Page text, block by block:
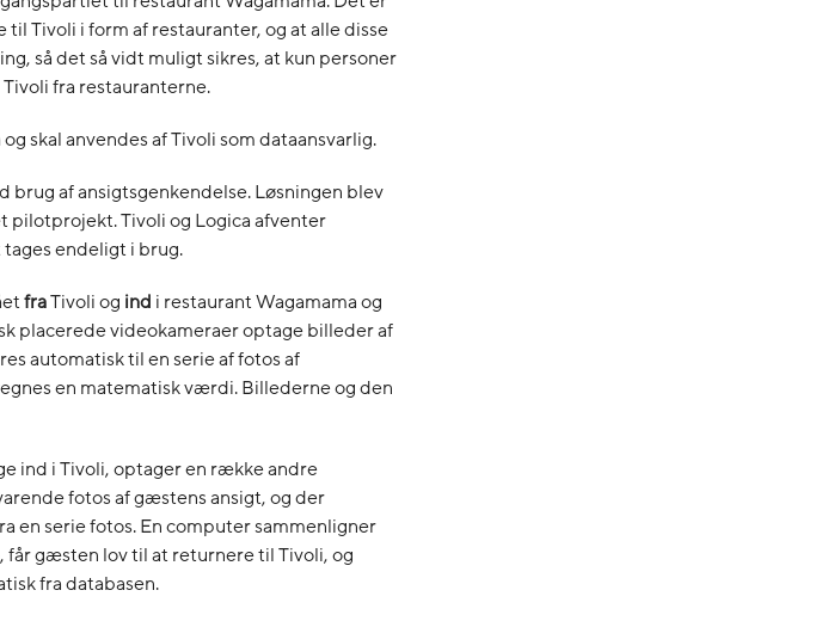
Tivoli i form af restauranter, og at alle disse
så det så vidt muligt sikres, at kun personer
fra restauranterne.
skal anvendes af Tivoli som dataansvarlig.
af ansigtsgenkendelse. Løsningen blev
pilotprojekt. Tivoli og Logica afventer
endeligt i brug.
fraTivoli og ind i restaurant Wagamama og
placerede videokameraer optage billeder af
automatisk til en serie af fotos af
en matematisk værdi. Billederne og den
ind i Tivoli, optager en række andre
fotos af gæstens ansigt, og der
en serie fotos. En computer sammenligner
gæsten lov til at returnere til Tivoli, og
fra databasen.